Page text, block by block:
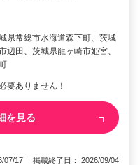
県常総市水海道森下町、茨城
辺田、茨城県龍ヶ崎市姫宮、
要ありません！
を見る
07/17 掲載終了日： 2026/09/04